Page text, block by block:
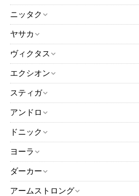
ニッタク
ヤサカ
ヴィクタス
エクシオン
スティガ
アンドロ
ドニック
ヨーラ
ダーカー
アームストロング